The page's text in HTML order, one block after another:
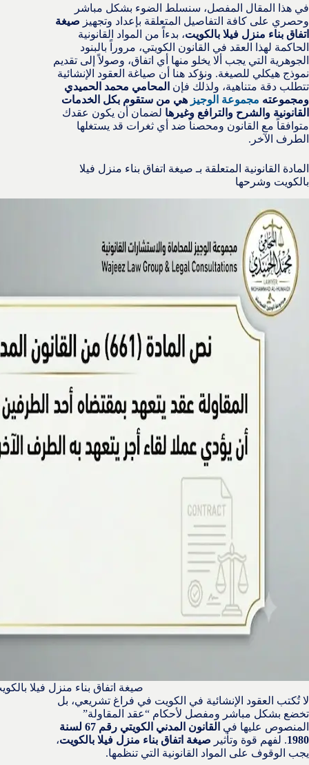
في هذا المقال المفصل، سنسلط الضوء بشكل مباشر
وحصري على كافة التفاصيل المتعلقة بإعداد وتجهيز صيغة
اتفاق بناء منزل فيلا بالكويت، بدءاً من المواد القانونية
الحاكمة لهذا العقد في القانون الكويتي، مروراً بالبنود
الجوهرية التي يجب ألا يخلو منها أي اتفاق، وصولاً إلى تقديم
نموذج هيكلي للصيغة. ونؤكد هنا أن صياغة العقود الإنشائية
تتطلب دقة متناهية، ولذلك فإن المحامي محمد الحميدي
ومجموعته مجموعة الوجيز هي من ستقوم بكل الخدمات
القانونية والشرح والترافع وغيرها لضمان أن يكون عقدك
متوافقاً مع القانون ومحصناً ضد أي ثغرات قد يستغلها
الطرف الآخر.
المادة القانونية المتعلقة بـ صيغة اتفاق بناء منزل فيلا
بالكويت وشرحها
صيغة اتفاق بناء منزل فيلا
لا تُكتب العقود الإنشائية في الكويت في فراغ تشريعي، بل
تخضع بشكل مباشر ومفصل لأحكام “عقد المقاولة”
المنصوص عليها في
القانون المدني الكويتي رقم 67 لسنة
1980. لفهم قوة وتأثير صيغة اتفاق بناء منزل فيلا بالكويت،
يجب الوقوف على المواد القانونية التي تنظمها.